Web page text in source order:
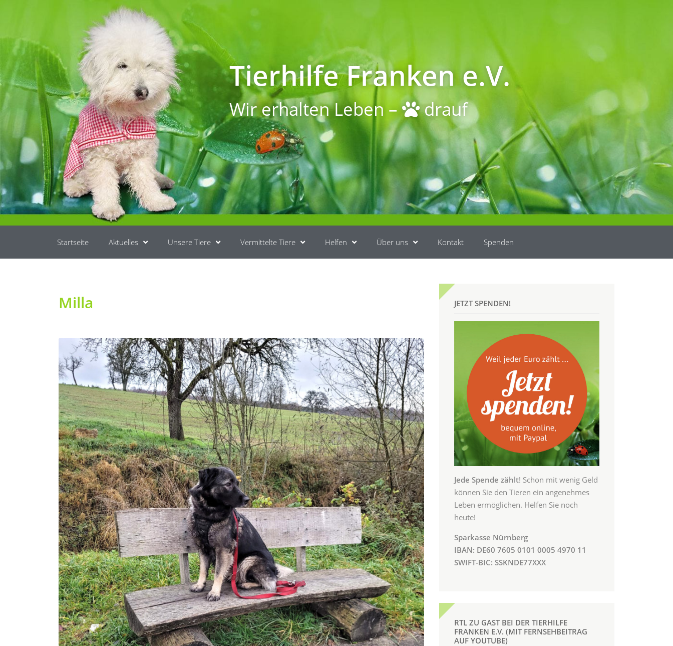
Tierhilfe Franken e.V.
Wir erhalten Leben – drauf
Startseite Aktuelles Unsere Tiere Vermittelte Tiere Helfen Über uns Kontakt Spenden
Milla JETZT SPENDEN!
Jede Spende zählt! Schon mit wenig Geld
können Sie den Tieren ein angenehmes
Leben ermöglichen. Helfen Sie noch
heute!
Sparkasse Nürnberg
IBAN: DE60 7605 0101 0005 4970 11
SWIFT-BIC: SSKNDE77XXX
RTL ZU GAST BEI DER TIERHILFE
FRANKEN E.V. (MIT FERNSEHBEITRAG
AUF YOUTUBE)